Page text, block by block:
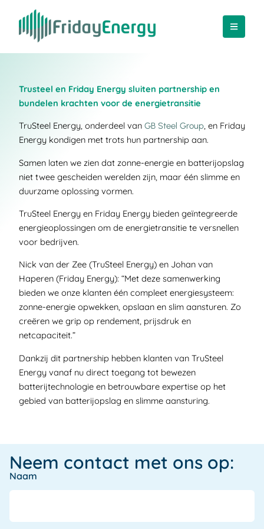
Trusteel en Friday Energy sluiten partnership en
bundelen krachten voor de energietransitie
TruSteel Energy, onderdeel van GB Steel Group, en Friday
Energy kondigen met trots hun partnership aan.
Samen laten we zien dat zonne-energie en batterijopslag
niet twee gescheiden werelden zijn, maar één slimme en
duurzame oplossing vormen.
TruSteel Energy en Friday Energy bieden geïntegreerde
energieoplossingen om de energietransitie te versnellen
voor bedrijven.
Nick van der Zee (TruSteel Energy) en Johan van
Haperen (Friday Energy): “Met deze samenwerking
bieden we onze klanten één compleet energiesysteem:
zonne-energie opwekken, opslaan en slim aansturen. Zo
creëren we grip op rendement, prijsdruk en
netcapaciteit.”
Dankzij dit partnership hebben klanten van TruSteel
Energy vanaf nu direct toegang tot bewezen
batterijtechnologie en betrouwbare expertise op het
gebied van batterijopslag en slimme aansturing.
Neem contact met ons op:
Naam